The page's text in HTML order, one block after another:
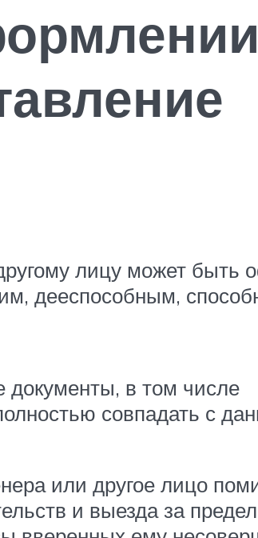
лицу может быть
дееспособным,
документы, в том числе
совпадать с
или другое лицо
и выезда за